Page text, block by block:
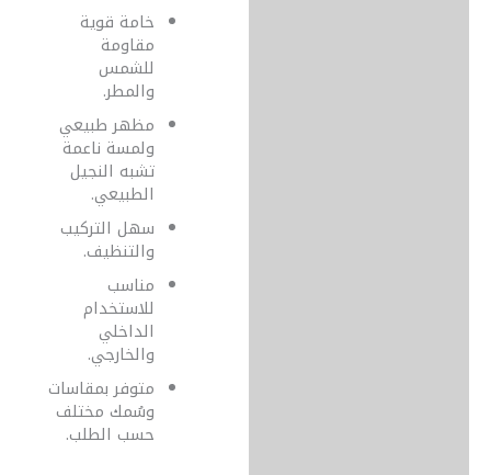
خامة قوية
مقاومة
للشمس
والمطر.
مظهر طبيعي
ولمسة ناعمة
تشبه النجيل
الطبيعي.
سهل التركيب
والتنظيف.
مناسب
للاستخدام
الداخلي
والخارجي.
متوفر بمقاسات
وسُمك مختلف
حسب الطلب.